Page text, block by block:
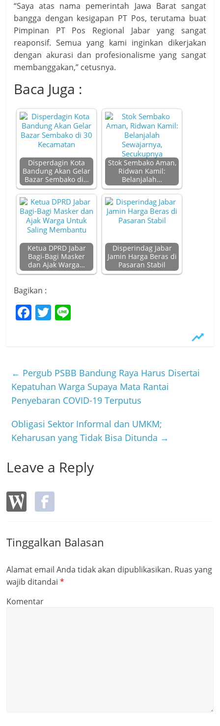
“Saya atas nama pemerintah Jawa Barat sangat
bangga dengan kesigapan PT Pos, terutama buat
Pimpinan PT Pos Regional Jabar yang sangat
reaponsif. Semua yang kami inginkan dikerjakan
dengan akurasi dan profesionalisme yang sangat
membanggakan,” cetusnya.
Baca Juga :
Disperdagin Kota
Bandung Akan Gelar
Bazar Sembako di…
Stok Sembako Aman,
Ridwan Kamil:
Belanjalah…
Ketua DPRD Jabar
Bagi-Bagi Masker
dan Ajak Warga…
Disperindag Jabar
Jamin Harga Beras di
Pasaran Stabil
Bagikan :
F
b
o
o
k
T
← Pergub PSBB Bandung Raya Harus Disertai
Kepatuhan Warga Supaya Mata Rantai
Penyebaran COVID-19 Terputus
Obligasi Sektor Informal dan UMKM;
Keharusan yang Tidak Bisa Ditunda →
Leave a Reply
Tinggalkan Balasan
Alamat email Anda tidak akan dipublikasikan. Ruas yang
wajib ditandai*
Komentar